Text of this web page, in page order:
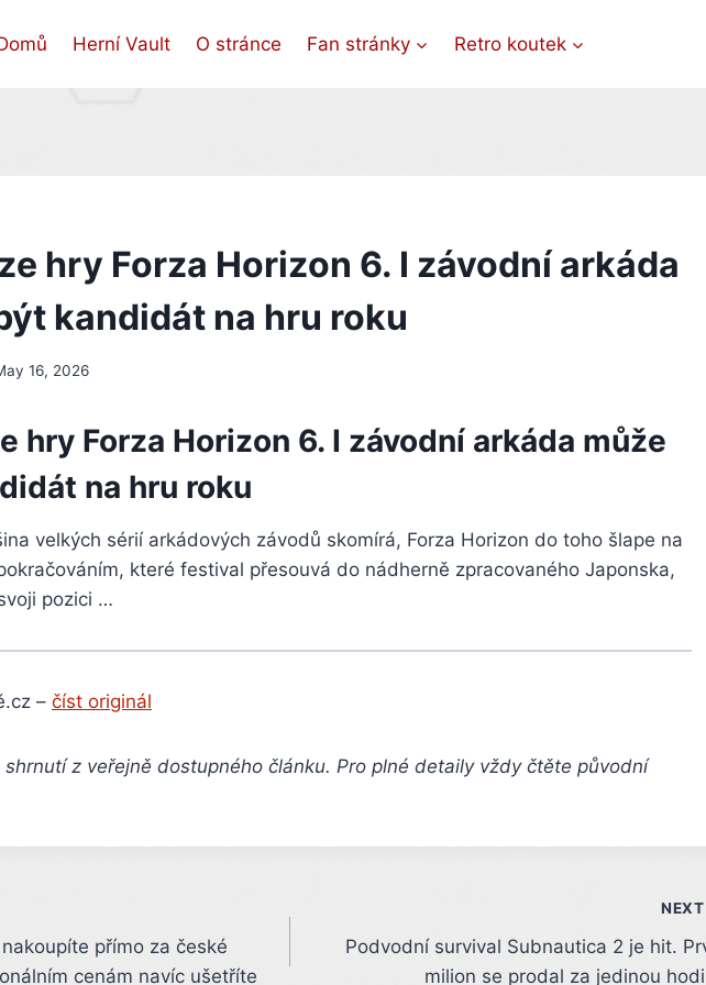
Herní Vault O stránce Fan stránky Retro koutek
hry Forza Horizon 6. I závodní arkáda
kandidát na hru roku
16, 2026
hry Forza Horizon 6. I závodní arkáda může
na hru roku
velkých sérií arkádových závodů skomírá, Forza Horizon do toho šlape na
které festival přesouvá do nádherně zpracovaného Japonska,
pozici …
– číst originál
z veřejně dostupného článku. Pro plné detaily vždy čtěte původní
přímo za české
cenám navíc ušetříte
NEXT
Podvodní survival Subnautica 2 je hit.
milion se prodal za jedinou